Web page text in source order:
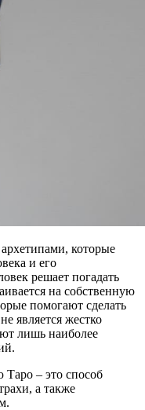
которые
и его
решает погадать
на собственную
помогают сделать
является жестко
лишь наиболее
Таро – это способ
а также